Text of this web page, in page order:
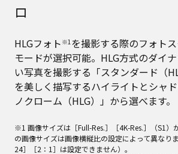
ロ
HLGフォト ※1 を撮影する際のフォト
モードが選択可能。HLG方式のダイ
い写真を撮影する「スタンダード（
を美しく描写するハイライトとシャ
ノクローム（HLG）」から選べます。
※1 画像サイズは［Full-Res.］［4K-Res.］（S1）
の画像サイズは画像横縦比の設定によって異なり
24］［2：1］は設定できません）。